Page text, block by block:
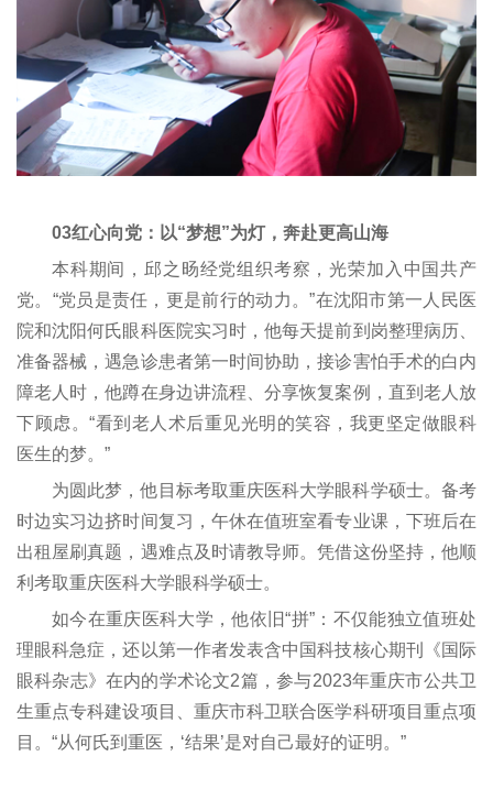
03红心向党：以“梦想”为灯，奔赴更高山海
本科期间，邱之旸经党组织考察，光荣加入中国共产
党。“党员是责任，更是前行的动力。”在沈阳市第一人民医
院和沈阳何氏眼科医院实习时，他每天提前到岗整理病历、
准备器械，遇急诊患者第一时间协助，接诊害怕手术的白内
障老人时，他蹲在身边讲流程、分享恢复案例，直到老人放
下顾虑。“看到老人术后重见光明的笑容，我更坚定做眼科
医生的梦。”
为圆此梦，他目标考取重庆医科大学眼科学硕士。备考
时边实习边挤时间复习，午休在值班室看专业课，下班后在
出租屋刷真题，遇难点及时请教导师。凭借这份坚持，他顺
利考取重庆医科大学眼科学硕士。
如今在重庆医科大学，他依旧“拼”：不仅能独立值班处
理眼科急症，还以第一作者发表含中国科技核心期刊《国际
眼科杂志》在内的学术论文2篇，参与2023年重庆市公共卫
生重点专科建设项目、重庆市科卫联合医学科研项目重点项
目。“从何氏到重医，‘结果’是对自己最好的证明。”